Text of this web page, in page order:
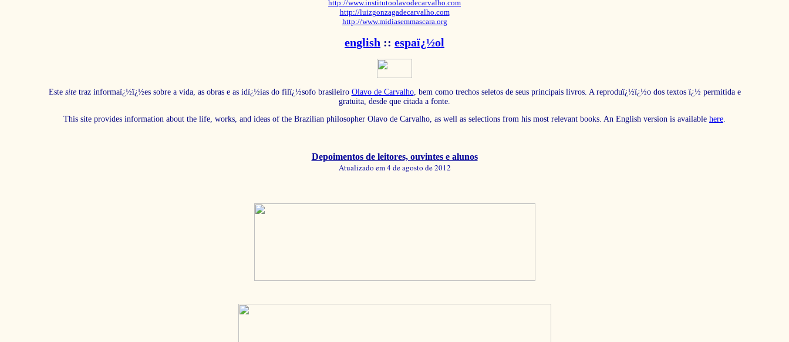
http://www.institutoolavodecarvalho.com
http://luizgonzagadecarvalho.com
http://www.midiasemmascara.org
english :: espaï¿½ol
Este sitetraz informaï¿½ï¿½es sobre a vida, as obras e as idï¿½ias do filï¿½sofo brasileiro Olavo de Carvalho, bem como trechos seletos de seus principais livros. A reproduï¿½ï¿½o dos textos ï¿½ permitida e
gratuita, desde que citada a fonte.
This site provides information about the life, works, and ideas of the Brazilian philosopher Olavo de Carvalho, as well as selections from his most relevant books. An English version is available here.
Depoimentos de leitores, ouvintes e alunos
Atualizado em 4 de agosto de 2012